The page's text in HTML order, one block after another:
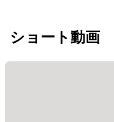
ショート動画